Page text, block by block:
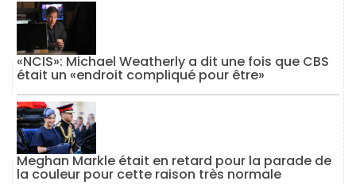
«NCIS»: Michael Weatherly a dit une fois que CBS
était un «endroit compliqué pour être»
Meghan Markle était en retard pour la parade de
la couleur pour cette raison très normale